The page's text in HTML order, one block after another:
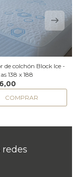
de colchón Block Ice -
138 x 188